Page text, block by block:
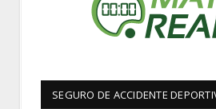
SEGURO DE ACCIDENTE